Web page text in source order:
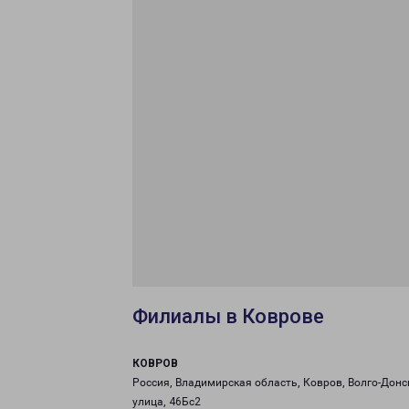
Филиалы в Коврове
КОВРОВ
Россия, Владимирская область, Ковров, Волго-
улица, 46Бс2